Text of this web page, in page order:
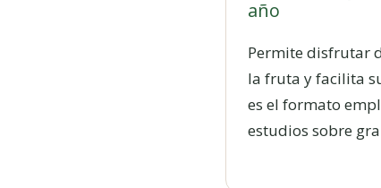
año
Permite disfrutar
la fruta y facilita
es el formato
estudios sobre